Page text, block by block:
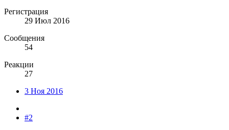
Регистрация
29 Июл 2016
Сообщения
54
Реакции
27
3 Ноя 2016
#2